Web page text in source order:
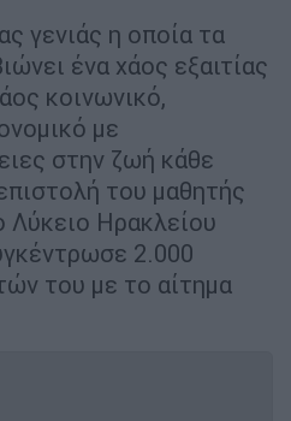
γενιάς η οποία τα
ένα χάος εξαιτίας
κοινωνικό,
με
στην ζωή κάθε
του μαθητής
Λύκειο Ηρακλείου
2.000
του με το αίτημα